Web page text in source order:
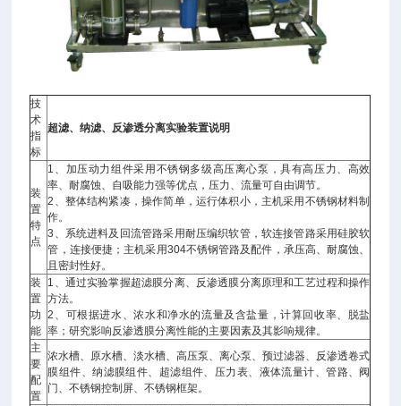
技
术
指
标
超滤、纳滤、反渗透分离实验装置说明
装
置
特
点
1、加压动力组件采用不锈钢多级高压离心泵，具有高压力、高效
率、耐腐蚀、自吸能力强等优点，压力、流量可自由调节。
2、整体结构紧凑，操作简单，运行体积小，主机采用不锈钢材料制
作。
3、系统进料及回流管路采用耐压编织软管，软连接管路采用硅胶软
管，连接便捷；主机采用304不锈钢管路及配件，承压高、耐腐蚀、
且密封性好。
装
置
功
能
1、通过实验掌握超滤膜分离、反渗透膜分离原理和工艺过程和操作
方法。
2、可根据进水、浓水和净水的流量及含盐量，计算回收率、脱盐
率；研究影响反渗透膜分离性能的主要因素及其影响规律。
主
要
配
置
浓水槽、原水槽、淡水槽、高压泵、离心泵、预过滤器、反渗透卷式
膜组件、纳滤膜组件、超滤组件、压力表、液体流量计、管路、阀
门、不锈钢控制屏、不锈钢框架。